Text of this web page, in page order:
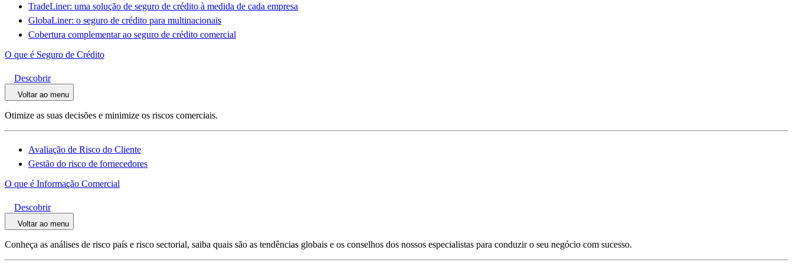
TradeLiner: uma solução de seguro de crédito à medida de cada empresa
GlobaLiner: o seguro de crédito para multinacionais
Cobertura complementar ao seguro de crédito comercial
O que é Seguro de Crédito
Descobrir
Voltar ao menu
Otimize as suas decisões e minimize os riscos comerciais.
Avaliação de Risco do Cliente
Gestão do risco de fornecedores
O que é Informação Comercial
Descobrir
Voltar ao menu
Conheça as análises de risco país e risco sectorial, saiba quais são as tendências globais e os conselhos dos nossos especialistas para conduzir o seu negócio com sucesso.